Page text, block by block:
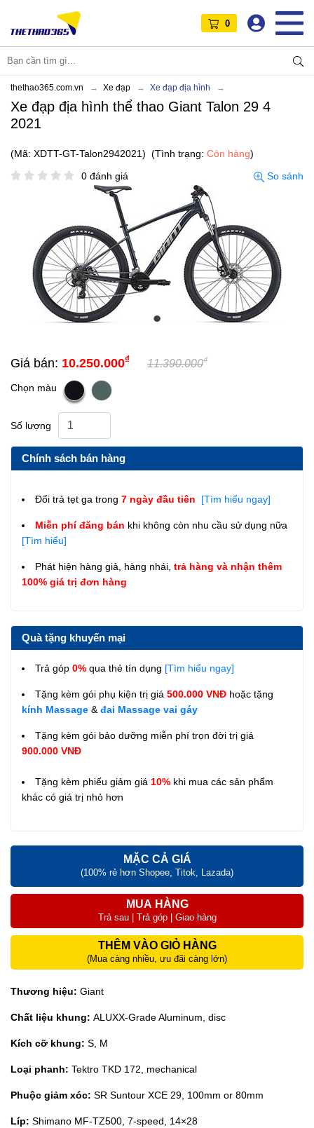
0
thethao365.com.vn Xe đạp Xe đạp địa hình
Xe đạp địa hình thể thao Giant Talon 29 4
2021
(Mã: XDTT-GT-Talon2942021) (Tình trạng: Còn hàng)
0 đánh giá
So sánh
Giá bán: 10.250.000₫ 11.390.000₫
Chọn màu
Số lượng
Chính sách bán hàng
Đổi trả tẹt ga trong 7 ngày đầu tiên [Tìm hiểu ngay]
Miễn phí đăng bán khi không còn nhu cầu sử dụng nữa
[Tìm hiểu]
Phát hiện hàng giả, hàng nhái, trả hàng và nhận thêm
100% giá trị đơn hàng
Quà tặng khuyến mại
Trả góp 0% qua thẻ tín dụng [Tìm hiểu ngay]
Tặng kèm gói phụ kiện trị giá 500.000 VNĐ hoặc tặng
kính Massage & đai Massage vai gáy
Tặng kèm gói bảo dưỡng miễn phí trọn đời trị giá
900.000 VNĐ
Tặng kèm phiếu giảm giá 10% khi mua các sản phẩm
khác có giá trị nhỏ hơn
MẶC CẢ GIÁ
(100% rẻ hơn Shopee, Titok, Lazada)
MUA HÀNG
Trả sau | Trả góp | Giao hàng
THÊM VÀO GIỎ HÀNG
(Mua càng nhiều, ưu đãi càng lớn)
Thương hiệu: Giant
Chất liệu khung: ALUXX-Grade Aluminum, disc
Kích cỡ khung: S, M
Loại phanh: Tektro TKD 172, mechanical
Phuộc giảm xóc: SR Suntour XCE 29, 100mm or 80mm
Líp: Shimano MF-TZ500, 7-speed, 14×28